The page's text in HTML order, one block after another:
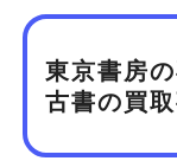
東京書房
古書の買取